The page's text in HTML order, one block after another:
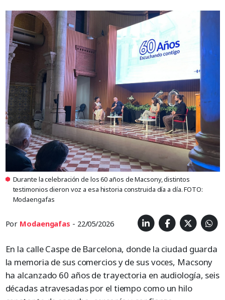
Durante la celebración de los 60 años de Macsony, distintos
testimonios dieron voz a esa historia construida día a día. FOTO:
Modaengafas
Por Modaengafas - 22/05/2026
En la calle Caspe de Barcelona, donde la ciudad guarda
la memoria de sus comercios y de sus voces, Macsony
ha alcanzado 60 años de trayectoria en audiología, seis
décadas atravesadas por el tiempo como un hilo